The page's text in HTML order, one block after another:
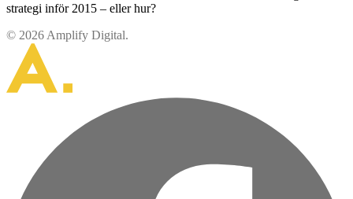
strategi inför 2015 – eller hur?
© 2026 Amplify Digital.